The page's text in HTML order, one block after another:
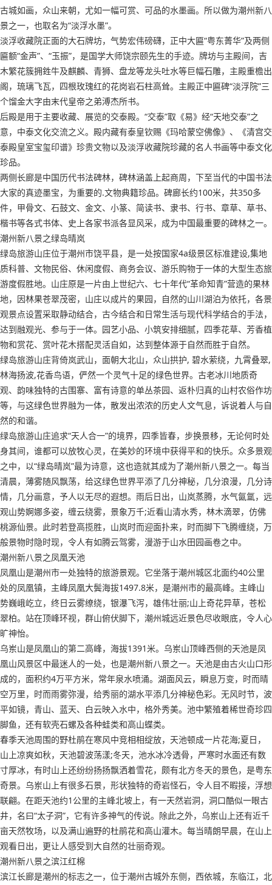
古城如画，众山来朝，尤如一幅可赏、可品的水墨画。所以做为潮州新八
景之一，也取名为“淡浮水墨”。
淡浮收藏院正面的大石牌坊，气势宏伟磅礴，正中大匾“粤东菁华”及两侧
匾额“金声”、“玉振”，是国学大师饶宗颐先生的手迹。牌坊与主殿间，吉
木繁花簇拥鉎牛及麒麟、青狮、盘龙等龙头吐水等巨幅石雕，主殿重檐出
阁，琉璃飞瓦，四根玫瑰红的花岗岩石柱高耸。主殿正中匾碑“淡浮院”三
个馏金大字由末代皇帝之弟溥杰所书。
后殿是用于主要收藏、展览的交泰殿。“交泰”取《易》经“天地交泰”之
意，中泰文化交流之义。殿内藏有泰皇钦赐《玛哈蒙空佛像》、《清宫交
泰殿皇室宝玺印谱》珍贵文物以及淡浮收藏院珍藏的名人书画等中泰文化
珍品。
两侧长廊是中国历代书法碑林，碑林涵盖上起商周，下至当代的中国书法
大家的真迹墨宝，为重要的.文物典籍珍品。碑廊长约100米，共350多
件，甲骨文、石鼓文、金文、小篆、简读书、隶书、行书、章草、草书、
楷书等各式书体、史上各家书派各显风采，成为中国最重要的碑林之一。
潮州新八景之绿岛晴岚
绿岛旅游山庄位于潮州市饶平县，是一处按国家4a级景区标准建设,集地
质科普、文物民俗、休闲度假、商务会议、游乐购物于一体的大型生态旅
游度假胜地。山庄原是一片由上世纪六、七十年代“革命知青”营造的果林
地，因林果苍翠茂密，山庄以成片的果园，自然的山川湖泊为依托，各景
观景点设置采取静动结合，古今结合和日常生活与现代科学结合的手法，
达到融观光、参与于一体。园艺小品、小筑安排细腻，四季花草、芳香植
物和赏花、赏叶花木搭配灵活自如，达到整体源于自然而胜于自然。
绿岛旅游山庄背倚岚武山，面朝大北山，众山拱护, 碧水萦绕，九霄叠翠,
林海扬波,花香鸟语，俨然一个灵气十足的绿色世界。古老冰川地质奇
观、韵味独特的古围寨、富有诗意的单丛茶园、返朴归真的山村农俗作坊
等，与这绿色世界融为一体，散发出浓浓的历史人文气息，诉说着人与自
然的和谐。
绿岛旅游山庄追求“天人合一”的境界，四季皆春，步换景移，无论何时处
身其间，谁都可以放牧心灵，在美妙的环境中获得平和的快乐。众多景观
之中，以“绿岛晴岚”最为诗意，这也造就其成为了潮州新八景之一。每当
清晨，薄雾随风飘荡，给这绿色世界平添了几分神秘，几分浪漫，几分诗
情，几分画意，予人以无尽的遐想。雨后日出，山岚蒸腾，水气氤氲，远
观山势婀娜多姿，缠云绕雾，景象万千;近看山清水秀，林木滴翠，仿佛
桃源仙景。此时若登高揽胜，山岚时而迎面扑来，时而脚下飞腾缠绕，万
般景物时隐时现，令人有如腾云驾雾，漫游于山水田园画卷之中。
潮州新八景之凤凰天池
凤凰山是潮州市一处独特的旅游景观。它坐落于潮州城区北面约40公里
处的凤凰镇，主峰凤凰大鬓海拔1497.8米，是潮州市的最高峰。主峰山
势巍峨屹立，终日云雾缭绕，银瀑飞泻，雄伟壮丽;山上奇花异草，苍松
翠柏。站在顶峰环视，群山俯伏脚下，潮州城远近景色尽收眼底，令人心
旷神怡。
乌岽山是凤凰山的第二高峰，海拔1391米。乌岽山顶峰西侧的天池是凤
凰山风景区中最迷人的一处，也是潮州新八景之一。天池是由古火山口形
成的，面积约4万平方米，常年泉水喷涌。湖面风云，瞬息万变，时而晴
空万里，时而雨雾弥漫，给秀丽的湖水平添几分神秘色彩。无风时节，波
平如镜，青山、蓝天、白云映入水中，格外秀美。池中繁殖着稀世奇珍四
脚鱼，还有软壳石螺及各种蛙类和高山蝶类。
春季天池周围的野杜鹃在寒风中竞相相绽放，天池顿成一片花海;夏日，
山上凉爽如秋，天池碧波荡漾;冬天，池水冰冷透骨，严寒时水面还有数
寸厚冰，有时山上还纷纷扬扬飘洒着雪花，颇有北方冬天的景色，是粤东
奇景。乌岽山上有很多石景，形状独特的奇岩怪石，令人目不暇接，浮想
联翩。在距天池约1公里的主峰北坡上，有一天然岩洞，洞口酷似一眼古
井，名曰“太子洞”，它有许多神气的传说。除此之外，乌岽山上还有近千
亩天然牧场，以及满山遍野的杜鹃花和高山灌木。每当晴朗早晨，在山上
观看日出，更让人感受到大自然的壮丽奇观。
潮州新八景之滨江红棉
滨江长廊是潮州的标志之一，位于潮州古城外东侧，西依城，东临江，北